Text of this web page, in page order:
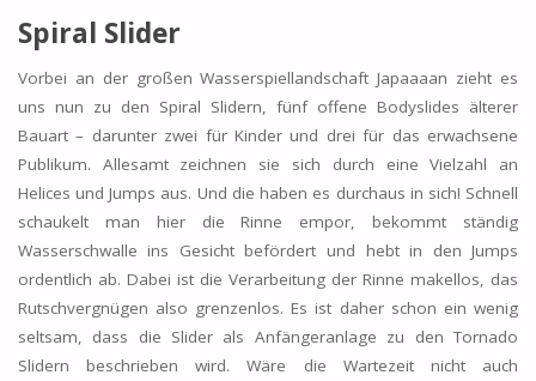
Spiral Slider
Vorbei an der großen Wasserspiellandschaft Japaaaan zieht es
uns nun zu den Spiral Slidern, fünf offene Bodyslides älterer
Bauart – darunter zwei für Kinder und drei für das erwachsene
Publikum. Allesamt zeichnen sie sich durch eine Vielzahl an
Helices und Jumps aus. Und die haben es durchaus in sich! Schnell
schaukelt man hier die Rinne empor, bekommt ständig
Wasserschwalle ins Gesicht befördert und hebt in den Jumps
ordentlich ab. Dabei ist die Verarbeitung der Rinne makellos, das
Rutschvergnügen also grenzenlos. Es ist daher schon ein wenig
seltsam, dass die Slider als Anfängeranlage zu den Tornado
Slidern beschrieben wird. Wäre die Wartezeit nicht auch